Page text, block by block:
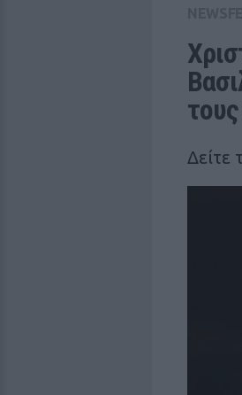
Δείτε